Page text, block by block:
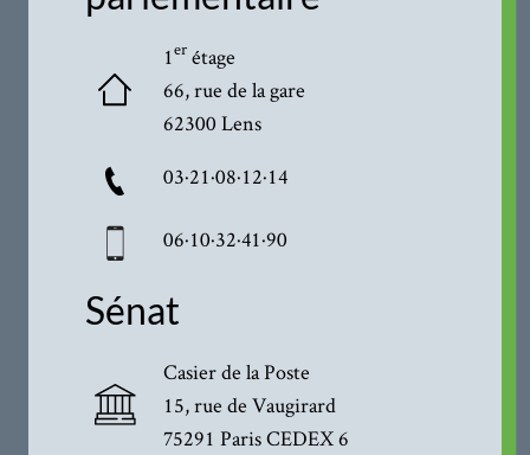
1erétage
66, rue de la gare
62300 Lens
03·21·08·12·14
06·10·32·41·90
Sénat
Casier de la Poste
15, rue de Vaugirard
75291 Paris CEDEX 6